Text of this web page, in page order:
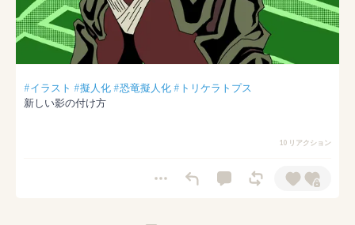
#イラスト #擬人化#恐竜擬人化#トリケラトプス
新しい影の付け方
10 リアクション